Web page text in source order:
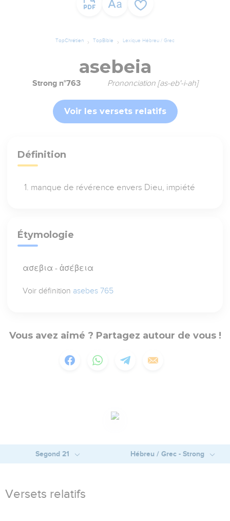
TopChrétien TopBible Lexique Hébreu / Grec
asebeia
Strong n°763 Prononciation [as-eb'-i-ah]
Voir les versets relatifs
Définition
manque de révérence envers Dieu, impiété
Étymologie
ασεβια - ἀσέβεια
Voir définition asebes 765
Vous avez aimé ? Partagez autour de vous !
Segond 21 Hébreu / Grec - Strong
Versets relatifs